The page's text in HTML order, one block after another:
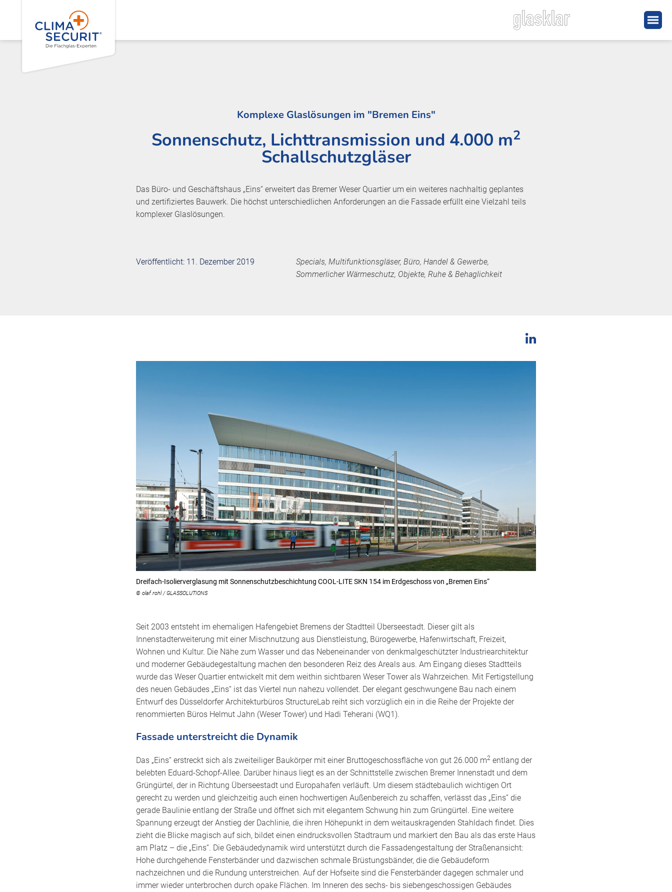
Komplexe Glaslösungen im "Bremen Eins"
Sonnenschutz, Lichttransmission und 4.000 m2
Schallschutzgläser
Das Büro- und Geschäftshaus „Eins“ erweitert das Bremer Weser Quartier um ein weiteres nachhaltig geplantes
und zertifiziertes Bauwerk. Die höchst unterschiedlichen Anforderungen an die Fassade erfüllt eine Vielzahl teils
komplexer Glaslösungen.
Veröffentlicht: 11. Dezember 2019
Specials, Multifunktionsgläser, Büro, Handel & Gewerbe,
Sommerlicher Wärmeschutz, Objekte, Ruhe & Behaglichkeit
Dreifach-Isolierverglasung mit Sonnenschutzbeschichtung COOL-LITE SKN 154 im Erdgeschoss von „Bremen Eins“
© olaf rohl / GLASSOLUTIONS
Seit 2003 entsteht im ehemaligen Hafengebiet Bremens der Stadtteil Überseestadt. Dieser gilt als
Innenstadterweiterung mit einer Mischnutzung aus Dienstleistung, Bürogewerbe, Hafenwirtschaft, Freizeit,
Wohnen und Kultur. Die Nähe zum Wasser und das Nebeneinander von denkmalgeschützter Industriearchitektur
und moderner Gebäudegestaltung machen den besonderen Reiz des Areals aus. Am Eingang dieses Stadtteils
wurde das Weser Quartier entwickelt mit dem weithin sichtbaren Weser Tower als Wahrzeichen. Mit Fertigstellung
des neuen Gebäudes „Eins“ ist das Viertel nun nahezu vollendet. Der elegant geschwungene Bau nach einem
Entwurf des Düsseldorfer Architekturbüros StructureLab reiht sich vorzüglich ein in die Reihe der Projekte der
renommierten Büros Helmut Jahn (Weser Tower) und Hadi Teherani (WQ1).
Fassade unterstreicht die Dynamik
Das „Eins“ erstreckt sich als zweiteiliger Baukörper mit einer Bruttogeschossfläche von gut 26.000 m2 entlang der
belebten Eduard-Schopf-Allee. Darüber hinaus liegt es an der Schnittstelle zwischen Bremer Innenstadt und dem
Grüngürtel, der in Richtung Überseestadt und Europahafen verläuft. Um diesem städtebaulich wichtigen Ort
gerecht zu werden und gleichzeitig auch einen hochwertigen Außenbereich zu schaffen, verlässt das „Eins“ die
gerade Baulinie entlang der Straße und öffnet sich mit elegantem Schwung hin zum Grüngürtel. Eine weitere
Spannung erzeugt der Anstieg der Dachlinie, die ihren Höhepunkt in dem weitauskragenden Stahldach findet. Dies
zieht die Blicke magisch auf sich, bildet einen eindrucksvollen Stadtraum und markiert den Bau als das erste Haus
am Platz – die „Eins“. Die Gebäudedynamik wird unterstützt durch die Fassadengestaltung der Straßenansicht:
Hohe durchgehende Fensterbänder und dazwischen schmale Brüstungsbänder, die die Gebäudeform
nachzeichnen und die Rundung unterstreichen. Auf der Hofseite sind die Fensterbänder dagegen schmaler und
immer wieder unterbrochen durch opake Flächen. Im Inneren des sechs- bis siebengeschossigen Gebäudes